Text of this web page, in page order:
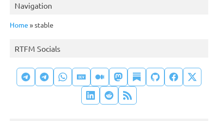
Navigation
Home »stable
RTFM Socials